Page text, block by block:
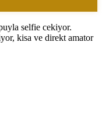
selfie cekiyor.
kisa ve direkt amator